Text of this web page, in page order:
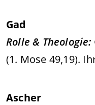
Gad
Rolle & Theologie:
(1. Mose 49,19).
Ascher